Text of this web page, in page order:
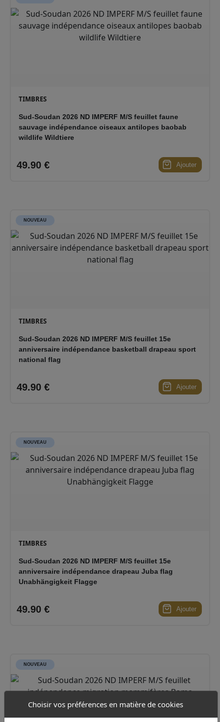
TIMBRES
Sud-Soudan 2026 ND IMPERF M/S feuillet faune
sauvage indépendance oiseaux antilopes baobab
wildlife Wildtiere
49.90 € Ajouter
NOUVEAU
TIMBRES
Sud-Soudan 2026 ND IMPERF M/S feuillet 15e
anniversaire indépendance basketball drapeau sport
national flag
49.90 € Ajouter
NOUVEAU
TIMBRES
Sud-Soudan 2026 ND IMPERF M/S feuillet 15e
anniversaire indépendance drapeau Juba flag
Unabhängigkeit Flagge
49.90 € Ajouter
NOUVEAU
Choisir vos préférences en matière de cookies